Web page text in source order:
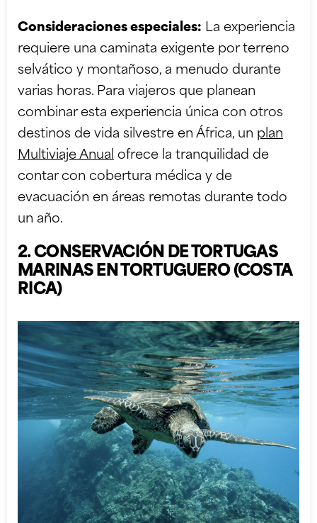
Consideraciones especiales: La experiencia
requiere una caminata exigente por terreno
selvático y montañoso, a menudo durante
varias horas. Para viajeros que planean
combinar esta experiencia única con otros
destinos de vida silvestre en África, un plan
Multiviaje Anual ofrece la tranquilidad de
contar con cobertura médica y de
evacuación en áreas remotas durante todo
un año.
2. CONSERVACIÓN DE TORTUGAS
MARINAS EN TORTUGUERO (COSTA
RICA)